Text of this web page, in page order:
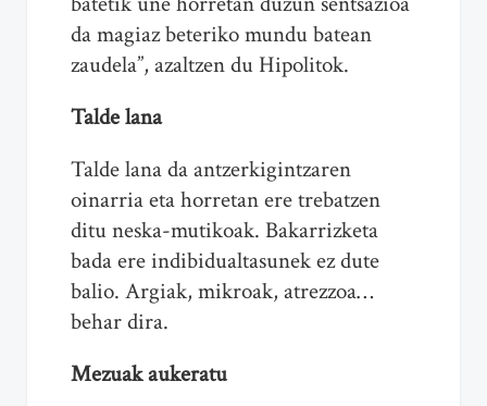
da magiaz beteriko mundu batean
zaudela”, azaltzen du Hipolitok.
Talde lana
Talde lana da antzerkigintzaren
oinarria eta horretan ere trebatzen
ditu neska-mutikoak. Bakarrizketa
bada ere indibidualtasunek ez dute
balio. Argiak, mikroak, atrezzoa…
behar dira.
Mezuak aukeratu